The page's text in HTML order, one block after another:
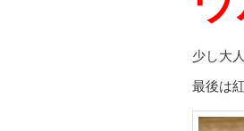
少し大
最後は